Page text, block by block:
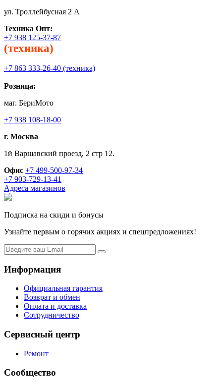
ул. Троллейбусная 2 А
Техника Опт:
+7 938 125-37-87
(техника)
+7 863 333-26-40 (техника)
Розница:
маг. БериМото
+7 938 108-18-00
г. Москва
1й Варшавский проезд, 2 стр 12.
Офис +7 499-500-97-34
+7 903-729-13-41
Адреса магазинов
Подписка на скиди и бонусы
Узнайте первым о горячих акциях и спецпредложениях!
Информация
Официальная гарантия
Возврат и обмен
Оплата и доставка
Сотрудничество
Сервисный центр
Ремонт
Сообщество